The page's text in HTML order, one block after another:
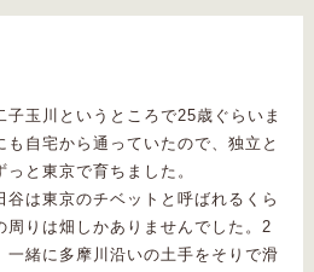
玉川というところで25歳ぐらいま
自宅から通っていたので、独立と
と東京で育ちました。
は東京のチベットと呼ばれるくら
周りは畑しかありませんでした。2
一緒に多摩川沿いの土手をそりで滑